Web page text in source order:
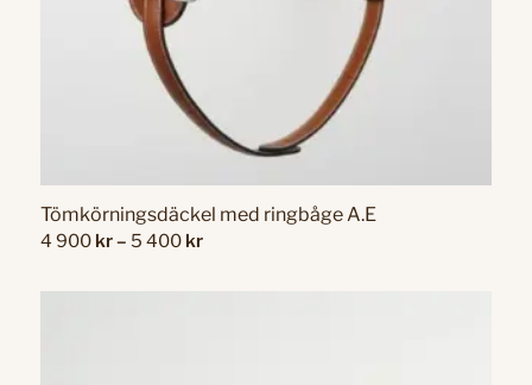
Tömkörningsdäckel med ringbåge A.E
4 900 kr– 5 400 krPrisintervall: